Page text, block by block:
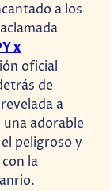
a los
x
oficial
de
a
adorable
peligroso y
la